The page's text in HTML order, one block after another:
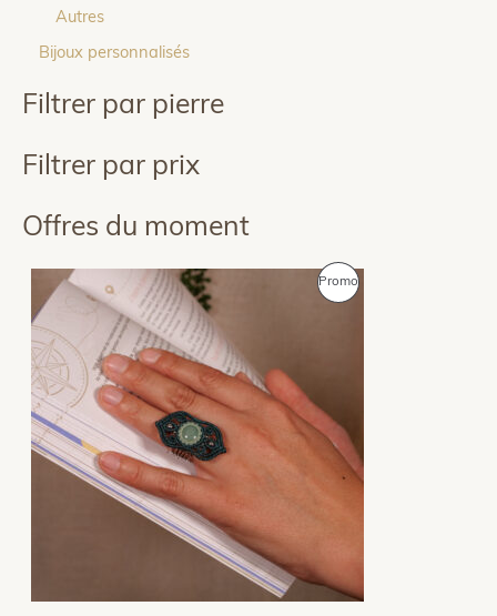
Autres
Bijoux personnalisés
Filtrer par pierre
Filtrer par prix
Offres du moment
PromoP
I
N